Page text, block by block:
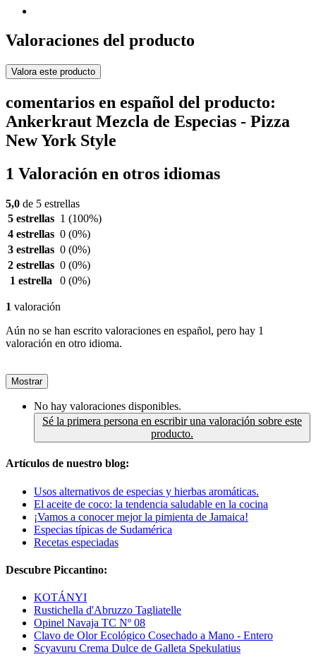
Valoraciones del producto
Valora este producto
comentarios en español del producto:
Ankerkraut Mezcla de Especias - Pizza
New York Style
1 Valoración en otros idiomas
5,0 de 5 estrellas
5 estrellas 1 (100%)
4 estrellas 0 (0%)
3 estrellas 0 (0%)
2 estrellas 0 (0%)
1 estrella
0 (0%)
1 valoración
Aún no se han escrito valoraciones en español, pero hay 1
valoración en otro idioma.
Mostrar
No hay valoraciones disponibles.
Sé la primera persona en escribir una valoración sobre este
producto.
Artículos de nuestro blog:
Usos alternativos de especias y hierbas aromáticas.
El aceite de coco: la tendencia saludable en la cocina
¡Vamos a conocer mejor la pimienta de Jamaica!
Especias típicas de Sudamérica
Recetas especiadas
Descubre Piccantino:
KOTÁNYI
Rustichella d'Abruzzo Tagliatelle
Opinel Navaja TC Nº 08
Clavo de Olor Ecológico Cosechado a Mano - Entero
Scyavuru Crema Dulce de Galleta Spekulatius